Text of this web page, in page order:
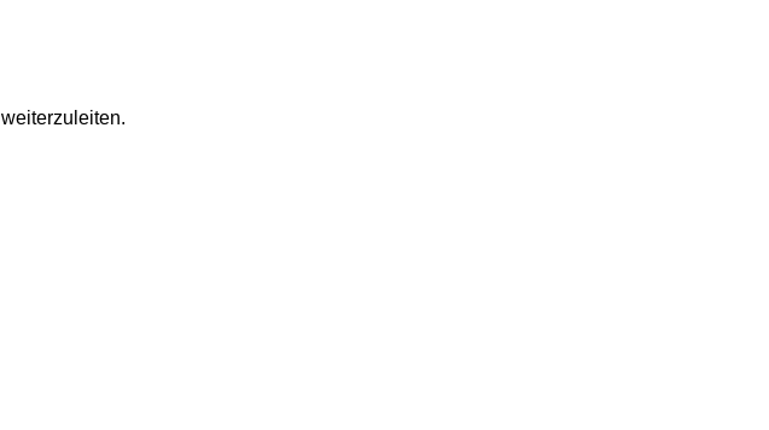
weiterzuleiten.